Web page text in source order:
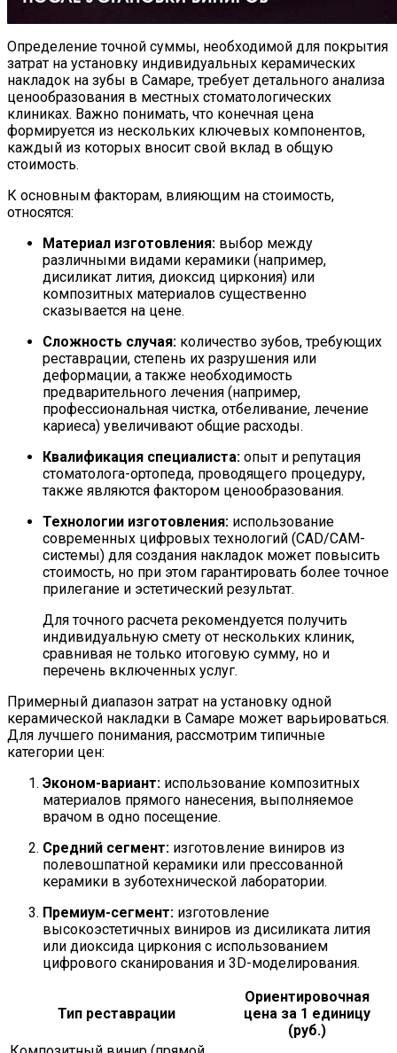
Определение точной суммы, необходимой для покрытия
затрат на установку индивидуальных керамических
накладок на зубы в Самаре, требует детального анализа
ценообразования в местных стоматологических
клиниках. Важно понимать, что конечная цена
формируется из нескольких ключевых компонентов,
каждый из которых вносит свой вклад в общую
стоимость.
К основным факторам, влияющим на стоимость,
относятся:
Материал изготовления: выбор между
различными видами керамики (например,
дисиликат лития, диоксид циркония) или
композитных материалов существенно
сказывается на цене.
Сложность случая: количество зубов, требующих
реставрации, степень их разрушения или
деформации, а также необходимость
предварительного лечения (например,
профессиональная чистка, отбеливание, лечение
кариеса) увеличивают общие расходы.
Квалификация специалиста: опыт и репутация
стоматолога-ортопеда, проводящего процедуру,
также являются фактором ценообразования.
Технологии изготовления: использование
современных цифровых технологий (CAD/CAM-
системы) для создания накладок может повысить
стоимость, но при этом гарантировать более точное
прилегание и эстетический результат.
Для точного расчета рекомендуется получить
индивидуальную смету от нескольких клиник,
сравнивая не только итоговую сумму, но и
перечень включенных услуг.
Примерный диапазон затрат на установку одной
керамической накладки в Самаре может варьироваться.
Для лучшего понимания, рассмотрим типичные
категории цен:
Эконом-вариант: использование композитных
материалов прямого нанесения, выполняемое
врачом в одно посещение.
Средний сегмент: изготовление виниров из
полевошпатной керамики или прессованной
керамики в зуботехнической лаборатории.
Премиум-сегмент: изготовление
высокоэстетичных виниров из дисиликата лития
или диоксида циркония с использованием
цифрового сканирования и 3D-моделирования.
Тип реставрации
Ориентировочная
цена за 1 единицу
(руб.)